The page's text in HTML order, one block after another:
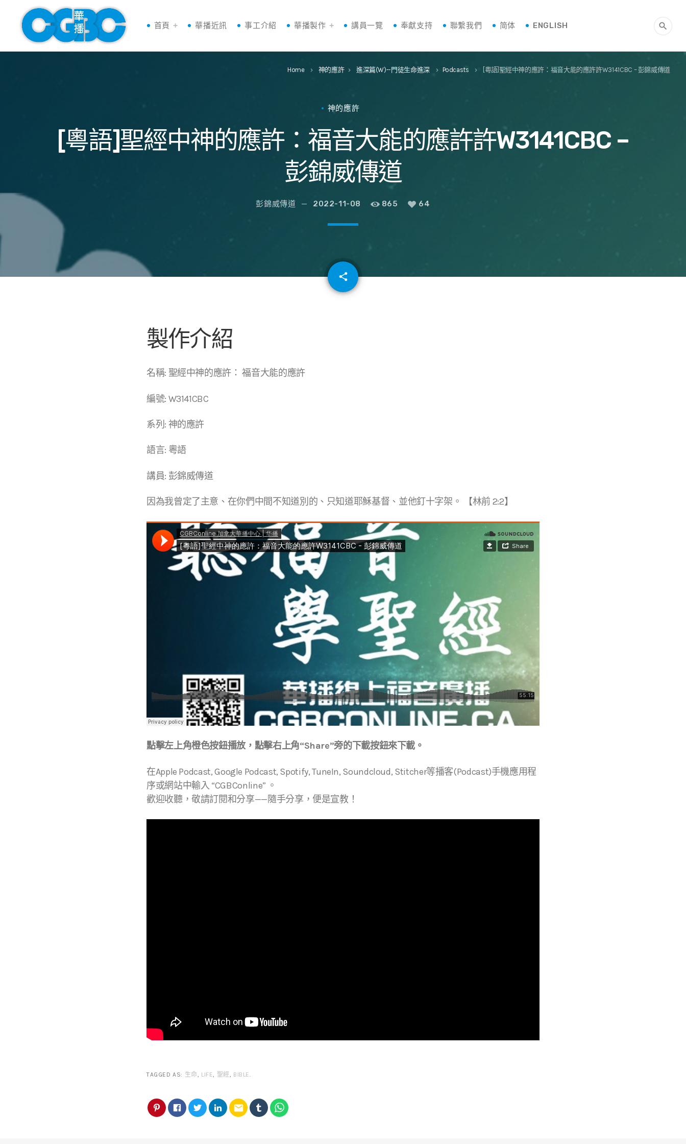
首頁 華播近訊 事工介紹 華播製作 講員一覽 奉獻支持 聯繫我們 简体 ENGLISH search
Home keyboard_arrow_right 神的應許 keyboard_arrow_right 進深篇(W)--門徒生命進深 keyboard_arrow_right Podcasts keyboard_arrow_right [粵語]聖經中神的應許：福音大能的應許許W3141CBC – 彭錦威傳道
神的應許
[粵語]聖經中神的應許：福音大能的應許許W3141CBC –
彭錦威傳道
彭錦威傳道 2022-11-08 865 64
share
email
製作介紹
名稱: 聖經中神的應許： 福音大能的應許
編號: W3141CBC
系列: 神的應許
語言: 粵語
講員: 彭錦威傳道
因為我曾定了主意、在你們中間不知道別的、只知道耶穌基督、並他釘十字架。 【林前 2:2】
點擊左上角橙色按鈕播放，點擊右上角“Share”旁的下載按鈕來下載。
在Apple Podcast, Google Podcast, Spotify, TuneIn, Soundcloud, Stitcher等播客(Podcast)手機應用程
序或網站中輸入 “CGBConline” 。
歡迎收聽，敬請訂閱和分享——隨手分享，便是宣教！
TAGGED AS: 生命, LIFE, 聖經, BIBLE.
email